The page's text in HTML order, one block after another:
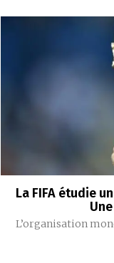
La FIFA étudie
L’organisation